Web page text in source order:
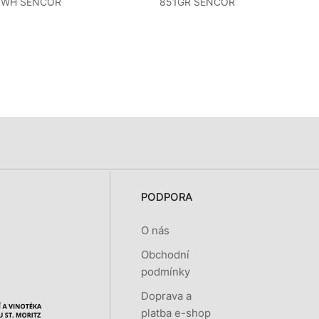
PODPORA
O nás
Obchodní
podmínky
Doprava a
platba e-shop